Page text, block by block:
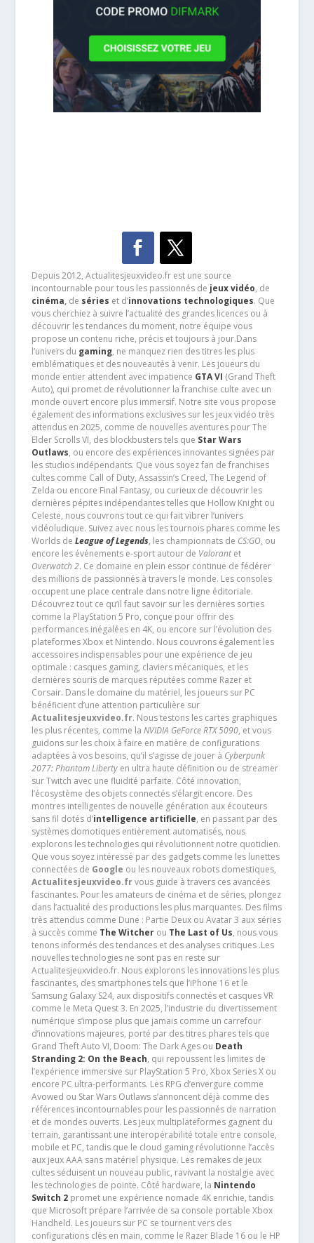
Depuis 2012, Actualitesjeuxvideo.fr est une source
incontournable pour tous les passionnés de jeux vidéo, de
cinéma,de séries et d’innovations technologiques. Que
vous cherchiez à suivre l’actualité des grandes licences ou à
découvrir les tendances du moment, notre équipe vous
propose un contenu riche, précis et toujours à jour.Dans
l’univers du gaming, ne manquez rien des titres les plus
emblématiques et des nouveautés à venir. Les joueurs du
monde entier attendent avec impatience GTA VI (Grand Theft
Auto), qui promet de révolutionner la franchise culte avec un
monde ouvert encore plus immersif. Notre site vous propose
également des informations exclusives sur les jeux vidéo très
attendus en 2025, comme de nouvelles aventures pour The
Elder Scrolls VI, des blockbusters tels que Star Wars
Outlaws, ou encore des expériences innovantes signées par
les studios indépendants. Que vous soyez fan de franchises
cultes comme Call of Duty, Assassin’s Creed, The Legend of
Zelda ou encore Final Fantasy, ou curieux de découvrir les
dernières pépites indépendantes telles que Hollow Knight ou
Celeste, nous couvrons tout ce qui fait vibrer l’univers
vidéoludique. Suivez avec nous les tournois phares comme les
Worlds de League of Legends, les championnats de CS:GO, ou
encore les événements e-sport autour de Valorantet
Overwatch 2. Ce domaine en plein essor continue de fédérer
des millions de passionnés à travers le monde. Les consoles
occupent une place centrale dans notre ligne éditoriale.
Découvrez tout ce qu’il faut savoir sur les dernières sorties
comme la PlayStation 5 Pro, conçue pour offrir des
performances inégalées en 4K, ou encore sur l’évolution des
plateformes Xbox et Nintendo. Nous couvrons également les
accessoires indispensables pour une expérience de jeu
optimale : casques gaming, claviers mécaniques, et les
dernières souris de marques réputées comme Razer et
Corsair. Dans le domaine du matériel, les joueurs sur PC
bénéficient d’une attention particulière sur
Actualitesjeuxvideo.fr. Nous testons les cartes graphiques
les plus récentes, comme la NVIDIA GeForce RTX 5090, et vous
guidons sur les choix à faire en matière de configurations
adaptées à vos besoins, qu’il s’agisse de jouer à Cyberpunk
2077: Phantom Libertyen ultra haute définition ou de streamer
sur Twitch avec une fluidité parfaite. Côté innovation,
l’écosystème des objets connectés s’élargit encore. Des
montres intelligentes de nouvelle génération aux écouteurs
sans fil dotés d’intelligence artificielle, en passant par des
systèmes domotiques entièrement automatisés, nous
explorons les technologies qui révolutionnent notre quotidien.
Que vous soyez intéressé par des gadgets comme les lunettes
connectées de Google ou les nouveaux robots domestiques,
Actualitesjeuxvideo.frvous guide à travers ces avancées
fascinantes. Pour les amateurs de cinéma et de séries, plongez
dans l’actualité des productions les plus marquantes. Des films
très attendus comme Dune : Partie Deux ou Avatar 3 aux séries
à succès comme The Witcherou The Last of Us, nous vous
tenons informés des tendances et des analyses critiques .Les
nouvelles technologies ne sont pas en reste sur
Actualitesjeuxvideo.fr. Nous explorons les innovations les plus
fascinantes, des smartphones tels que l’iPhone 16 et le
Samsung Galaxy S24, aux dispositifs connectés et casques VR
comme le Meta Quest 3. En 2025, l’industrie du divertissement
numérique s’impose plus que jamais comme un carrefour
d’innovations majeures, porté par des titres phares tels que
Grand Theft Auto VI, Doom: The Dark Ages ou Death
Stranding 2: On the Beach, qui repoussent les limites de
l’expérience immersive sur PlayStation 5 Pro, Xbox Series X ou
encore PC ultra-performants. Les RPG d’envergure comme
Avowed ou Star Wars Outlaws s’annoncent déjà comme des
références incontournables pour les passionnés de narration
et de mondes ouverts. Les jeux multiplateformes gagnent du
terrain, garantissant une interopérabilité totale entre console,
mobile et PC, tandis que le cloud gaming révolutionne l’accès
aux jeux AAA sans matériel physique. Les remakes de jeux
cultes séduisent un nouveau public, ravivant la nostalgie avec
les technologies de pointe. Côté hardware, la Nintendo
Switch 2promet une expérience nomade 4K enrichie, tandis
que Microsoft prépare l’arrivée de sa console portable Xbox
Handheld. Les joueurs sur PC se tournent vers des
configurations clés en main, comme le Razer Blade 16 ou le HP